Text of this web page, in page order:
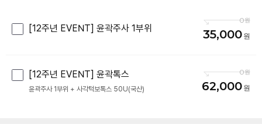
[12주년 EVENT] 윤곽주사 1부위
0
35,000
[12주년 EVENT] 윤곽톡스
윤곽주사 1부위 + 사각턱보톡스 50U(국산)
0
62,000